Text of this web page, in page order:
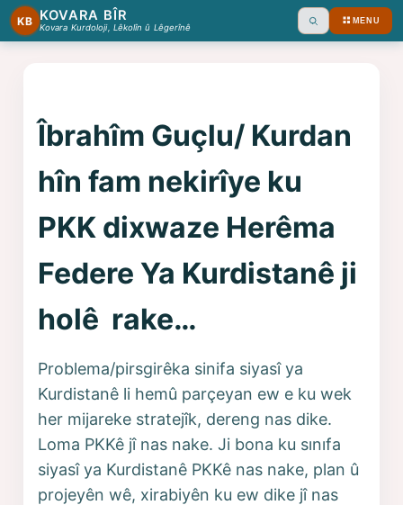
KB KOVARA BÎR
Kovara Kurdoloji, Lêkolîn û Lêgerînê Ara MENU
Îbrahîm Guçlu/ Kurdan
hîn fam nekirîye ku
PKK dixwaze Herêma
Federe Ya Kurdistanê ji
holê rake…
Problema/pirsgirêka sinifa siyasî ya
Kurdistanê li hemû parçeyan ew e ku wek
her mijareke stratejîk, dereng nas dike.
Loma PKKê jî nas nake. Ji bona ku sınıfa
siyasî ya Kurdistanê PKKê nas nake, plan û
projeyên wê, xirabiyên ku ew dike jî nas